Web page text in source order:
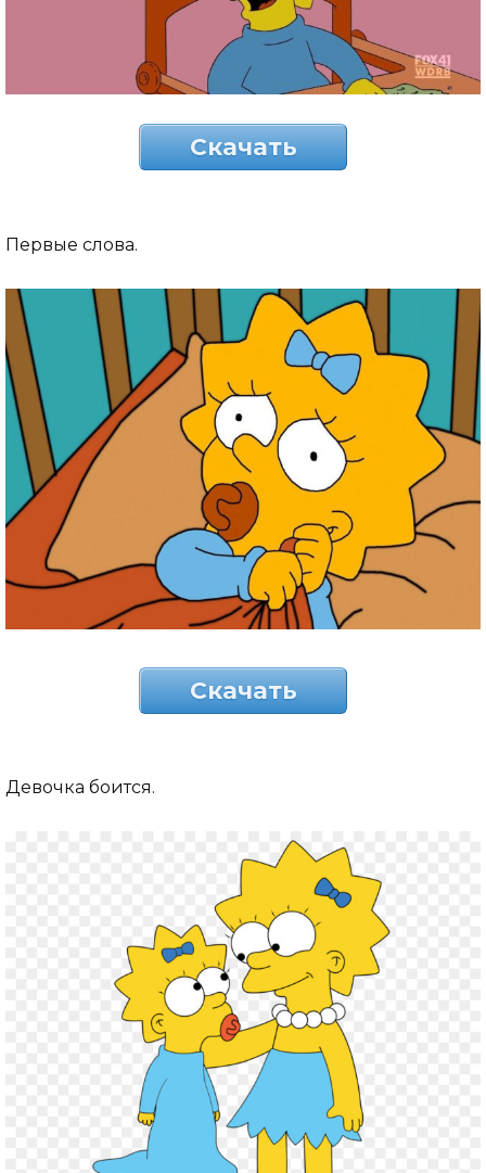
Скачать
Первые слова.
Скачать
Девочка боится.